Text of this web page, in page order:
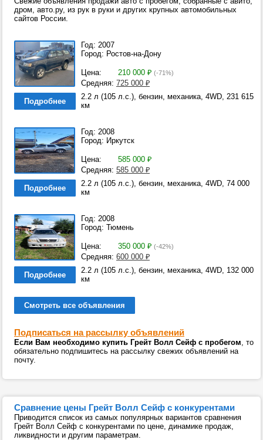
дром, авто.ру, из рук в руки и других крупных автомобильных
сайтов России.
Год: 2007
Город: Ростов-на-Дону
Цена: 210 000 ₽ (-71%)
Средняя: 725 000 ₽
Подробнее
2.2 л (105 л.с.), бензин, механика, 4WD, 231 615
км
Год: 2008
Город: Иркутск
Цена: 585 000 ₽
Средняя: 585 000 ₽
Подробнее
2.2 л (105 л.с.), бензин, механика, 4WD, 74 000
км
Год: 2008
Город: Тюмень
Цена: 350 000 ₽ (-42%)
Средняя: 600 000 ₽
Подробнее
2.2 л (105 л.с.), бензин, механика, 4WD, 132 000
км
Смотреть все объявления
Подписаться на рассылку объявлений
Если Вам необходимо купить Грейт Волл Сейф с пробегом, то
обязательно подпишитесь на рассылку свежих объявлений на
почту.
Сравнение цены Грейт Волл Сейф с конкурентами
Приводится список из самых популярных вариантов сравнения
Грейт Волл Сейф с конкурентами по цене, динамике продаж,
ликвидности и другим параметрам.